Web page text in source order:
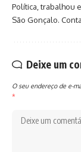
Política, trabalhou
São Gonçalo.
Deixe um
O seu endereço de e-
*